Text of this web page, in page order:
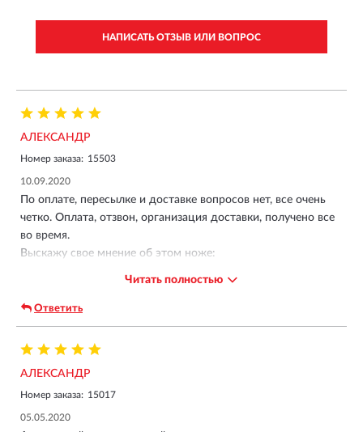
НАПИСАТЬ ОТЗЫВ ИЛИ ВОПРОС
АЛЕКСАНДР
Номер заказа: 15503
10.09.2020
По оплате, пересылке и доставке вопросов нет, все очень
четко. Оплата, отзвон, организация доставки, получено все
во время.
Выскажу свое мнение об этом ноже:
ножами, а по длине клинка в 9,4 сантиметра может их и
переплюнуть.
Очень мягкая подшипниковая механика при раскладывании,
щелчком. Наверное сказываются тонкие лайнеры из титана.
Да оно и понятно, не для силовых работ этот ножик
проектировался, задача была сделать максимально легкий
Читать полностью
Ответить
АЛЕКСАНДР
Номер заказа: 15017
05.05.2020